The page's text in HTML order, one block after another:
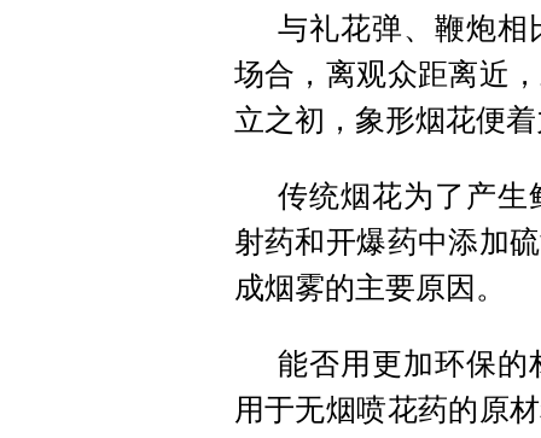
与礼花弹、鞭炮相
场合，离观众距离近
立之初，象形烟花便
传统烟花为了产生
射药和开爆药中添加
成烟雾的主要原因。
能否用更加环保的
用于无烟喷花药的原